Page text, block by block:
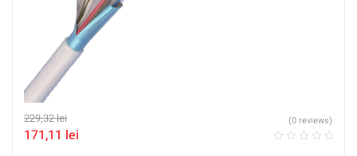
229,32lei
171,11 lei
(0 reviews)